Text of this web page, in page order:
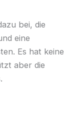
bei, die
eine
Es hat keine
aber die